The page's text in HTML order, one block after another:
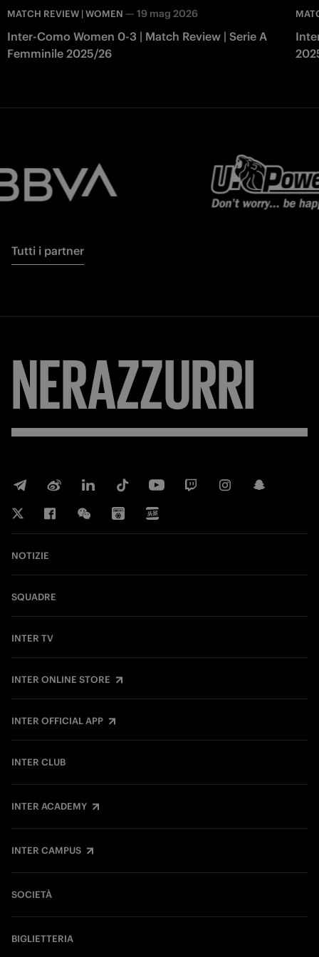
MATCH REVIEW | WOMEN — 19 mag 2026
Inter-Como Women 0-3 | Match Review | Serie A
Femminile 2025/26
Tutti i partner
NERAZZURRI
NOTIZIE
SQUADRE
INTER TV
INTER ONLINE STORE
INTER OFFICIAL APP
INTER CLUB
INTER ACADEMY
INTER CAMPUS
SOCIETÀ
BIGLIETTERIA